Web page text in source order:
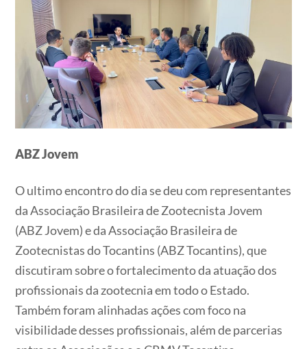
ABZ Jovem
O ultimo encontro do dia se deu com representantes
da Associação Brasileira de Zootecnista Jovem
(ABZ Jovem) e da Associação Brasileira de
Zootecnistas do Tocantins (ABZ Tocantins), que
discutiram sobre o fortalecimento da atuação dos
profissionais da zootecnia em todo o Estado.
Também foram alinhadas ações com foco na
visibilidade desses profissionais, além de parcerias